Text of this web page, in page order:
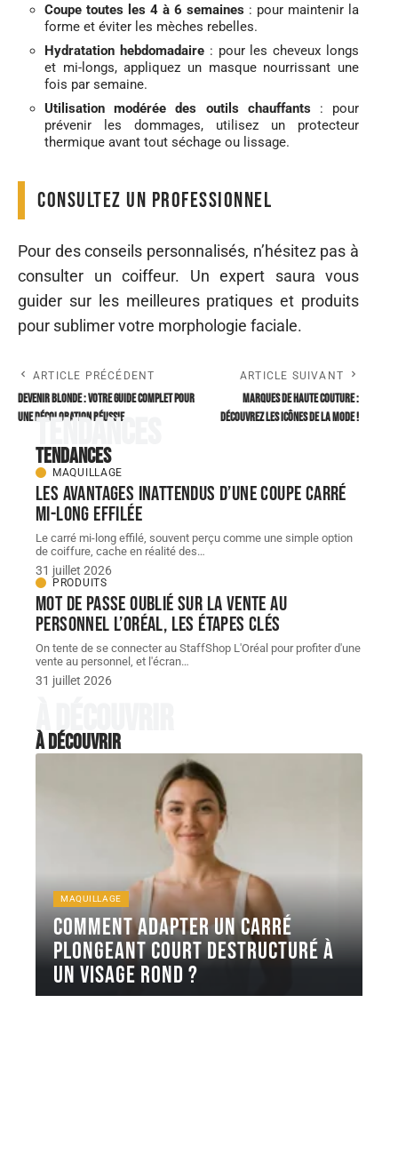
Coupe toutes les 4 à 6 semaines : pour maintenir la
forme et éviter les mèches rebelles.
Hydratation hebdomadaire: pour les cheveux longs
et mi-longs, appliquez un masque nourrissant une
fois par semaine.
Utilisation modérée des outils chauffants : pour
prévenir les dommages, utilisez un protecteur
thermique avant tout séchage ou lissage.
Consultez un professionnel
Pour des conseils personnalisés, n’hésitez pas à
consulter un coiffeur. Un expert saura vous
guider sur les meilleures pratiques et produits
pour sublimer votre morphologie faciale.
ARTICLE PRÉCÉDENT
Devenir blonde : votre guide complet pour
une décoloration réussie
ARTICLE SUIVANT
Marques de haute couture :
découvrez les icônes de la mode !
Tendances
Tendances
MAQUILLAGE
Les avantages inattendus d’une coupe carré
mi-long effilée
Le carré mi-long effilé, souvent perçu comme une simple option
de coiffure, cache en réalité des…
31 juillet 2026
PRODUITS
Mot de passe oublié sur la vente au
personnel L’Oréal, les étapes clés
On tente de se connecter au StaffShop L'Oréal pour profiter d'une
vente au personnel, et l'écran…
31 juillet 2026
À découvrir
À découvrir
MAQUILLAGE
Comment adapter un carré
plongeant court destructuré à
un visage rond ?